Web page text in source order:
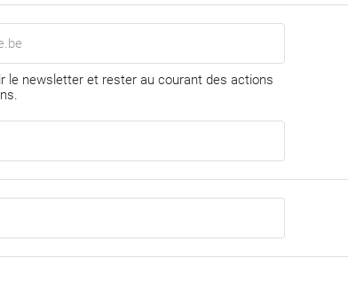
le newsletter et rester au courant des actions